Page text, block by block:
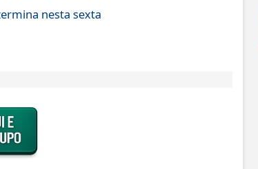
nesta sexta